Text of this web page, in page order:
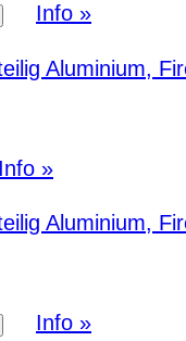
Info »
Aluminium,
Info »
Aluminium,
Info »